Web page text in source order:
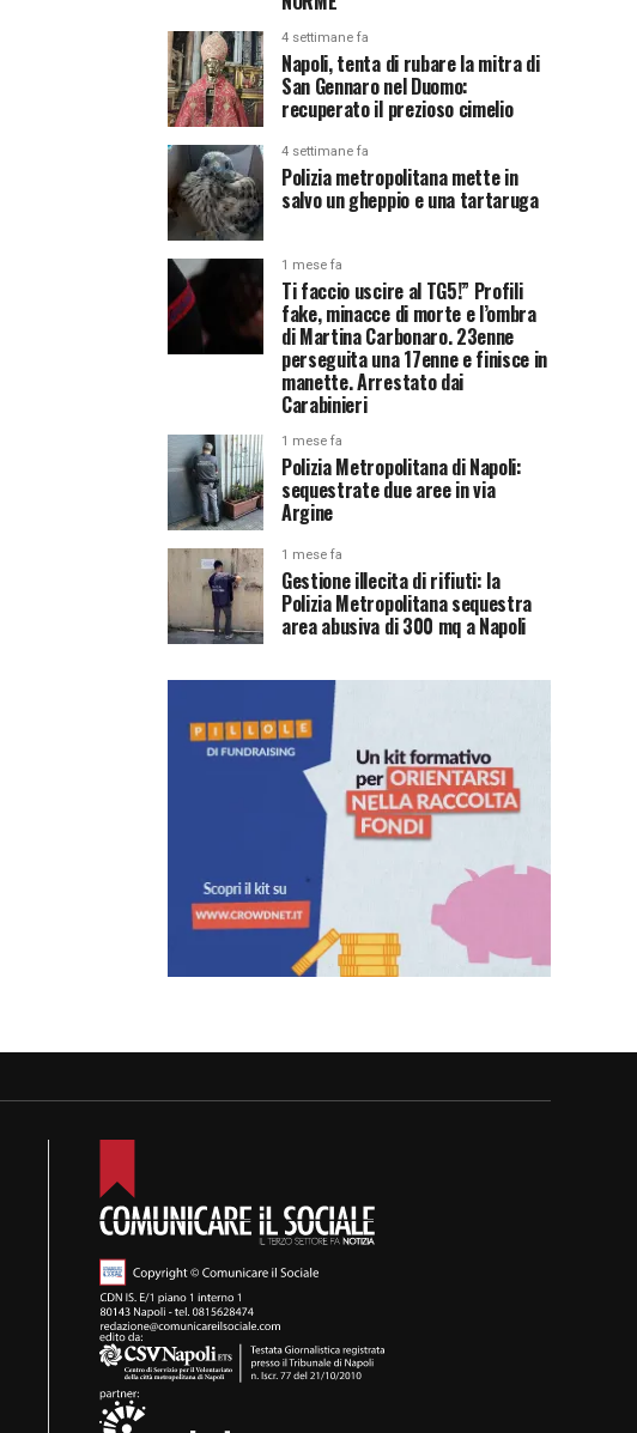
4 settimane fa
Napoli, tenta di rubare la mitra di
San Gennaro nel Duomo:
recuperato il prezioso cimelio
4 settimane fa
Polizia metropolitana mette in
salvo un gheppio e una tartaruga
1 mese fa
Ti faccio uscire al TG5!” Profili
fake, minacce di morte e l’ombra
di Martina Carbonaro. 23enne
perseguita una 17enne e finisce in
manette. Arrestato dai
Carabinieri
1 mese fa
Polizia Metropolitana di Napoli:
sequestrate due aree in via
Argine
1 mese fa
Gestione illecita di rifiuti: la
Polizia Metropolitana sequestra
area abusiva di 300 mq a Napoli